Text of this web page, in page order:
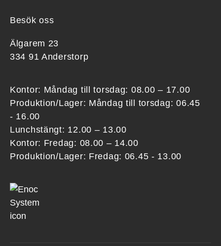
Besök oss
Älgarem 23
334 91 Anderstorp
Kontor: Måndag till torsdag: 08.00 – 17.00
Produktion/Lager: Måndag till torsdag: 06.45
- 16.00
Lunchstängt: 12.00 – 13.00
Kontor: Fredag: 08.00 – 14.00
Produktion/Lager: Fredag: 06.45 - 13.00